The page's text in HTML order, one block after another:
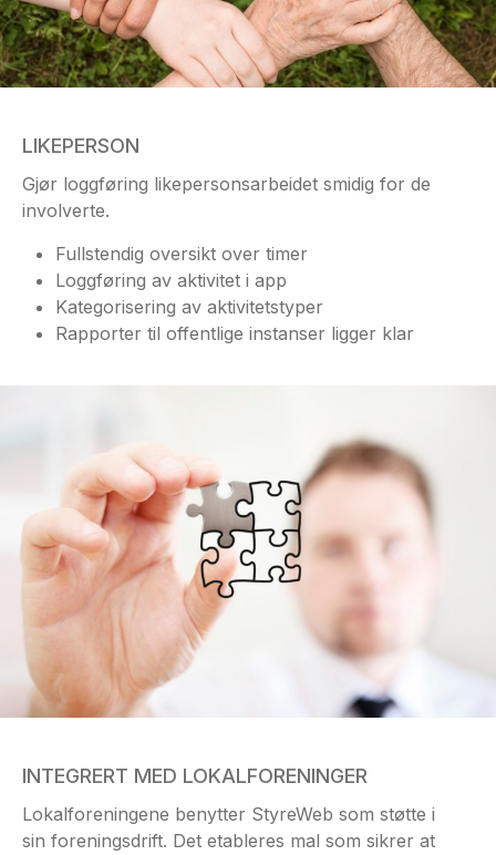
LIKEPERSON
Gjør loggføring likepersonsarbeidet smidig for de
involverte.
Fullstendig oversikt over timer
Loggføring av aktivitet i app
Kategorisering av aktivitetstyper
Rapporter til offentlige instanser ligger klar
INTEGRERT MED LOKALFORENINGER
Lokalforeningene benytter StyreWeb som støtte i
sin foreningsdrift. Det etableres mal som sikrer at